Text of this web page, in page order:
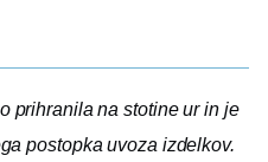
prihranila na stotine ur in je
postopka uvoza izdelkov.